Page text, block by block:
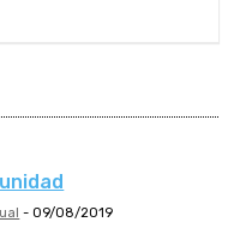
- 09/08/2019